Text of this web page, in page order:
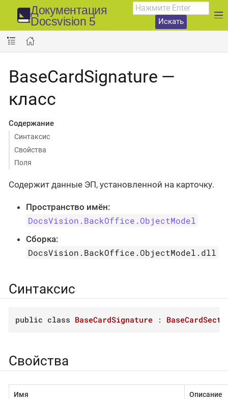
Документация
Docsvision 5
Искать
BaseCardSignature —
класс
Содержание
Синтаксис
Свойства
Поля
Содержит данные ЭП, установленной на карточку.
Пространство имён:
DocsVision.BackOffice.ObjectModel
Сборка:
DocsVision.BackOffice.ObjectModel.dll
Синтаксис
public class BaseCardSignature :
Свойства
Имя Описание